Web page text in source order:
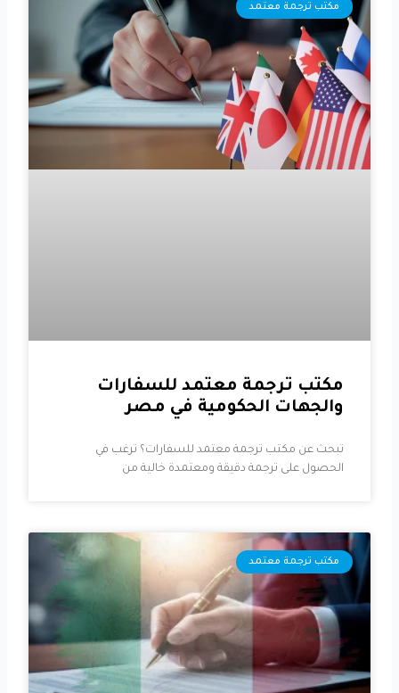
مكتب ترجمة معتمد
مكتب ترجمة معتمد للسفارات
والجهات الحكومية في مصر
تبحث عن مكتب ترجمة معتمد للسفارات؟ ترغب في
الحصول على ترجمة دقيقة ومعتمدة خالية من
مكتب ترجمة معتمد